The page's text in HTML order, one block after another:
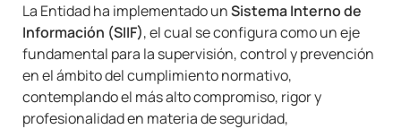
La Entidad ha implementado unSistema Interno de
Información (SIIF), el cual se configura como un eje
fundamental para la supervisión, control y prevención
en el ámbito del cumplimiento normativo,
contemplando el más alto compromiso, rigor y
profesionalidad en materia de seguridad,